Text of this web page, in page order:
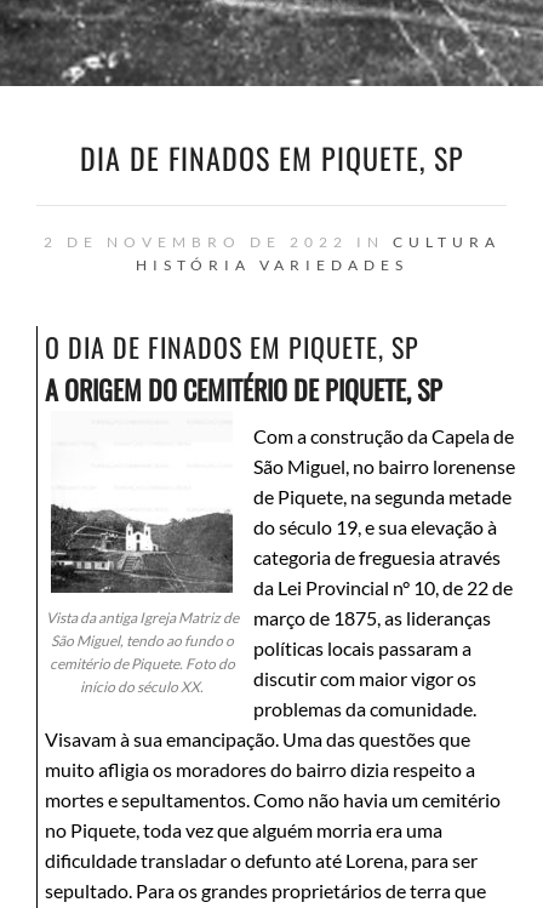
DIA DE FINADOS EM PIQUETE, SP
2 DE NOVEMBRO DE 2022 IN CULTURA
HISTÓRIA
VARIEDADES
O DIA DE FINADOS EM PIQUETE, SP
A ORIGEM DO CEMITÉRIO DE PIQUETE, SP
Vista da antiga Igreja Matriz de
São Miguel, tendo ao fundo o
cemitério de Piquete. Foto do
início do século XX.
Com a construção da Capela de
São Miguel, no bairro lorenense
de Piquete, na segunda metade
do século 19, e sua elevação à
categoria de freguesia através
da Lei Provincial n° 10, de 22 de
março de 1875, as lideranças
políticas locais passaram a
discutir com maior vigor os
problemas da comunidade.
Visavam à sua emancipação. Uma das questões que
muito afligia os moradores do bairro dizia respeito a
mortes e sepultamentos. Como não havia um cemitério
no Piquete, toda vez que alguém morria era uma
dificuldade transladar o defunto até Lorena, para ser
sepultado. Para os grandes proprietários de terra que